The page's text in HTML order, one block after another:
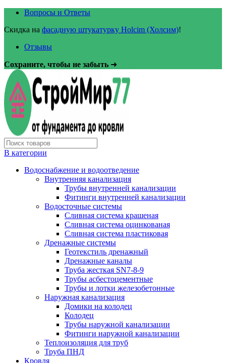
Вопросы и Ответы
Скидка на фасадную штукатурку Holcim (Холсим)!
Отзывы
Сохраните, чтобы не забыть ➜
В категории
Водоснабжение и водоотведение
Внутренняя канализация
Трубы внутренней канализации
Фитинги внутренней канализации
Водосточные системы
Сливная система крашеная
Сливная система оцинкованая
Сливная система пластиковая
Дренажные системы
Геотекстиль дренажный
Дренажные каналы
Труба жесткая SN7-8-9
Трубы асбестоцементные
Трубы и лотки железобетонные
Наружная канализация
Домики на колодец
Колодец
Трубы наружной канализации
Фитинги наружной канализации
Теплоизоляция для труб
Труба ПНД
Кровля